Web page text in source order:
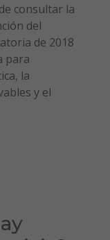
consultar la
del
de 2018
para
la
y el